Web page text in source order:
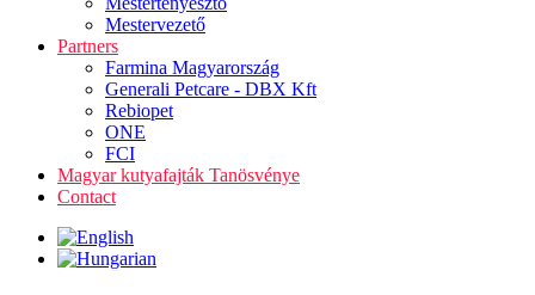
Mestervezető
Partners
Farmina Magyarország
Generali Petcare - DBX Kft
Rebiopet
ONE
FCI
Magyar kutyafajták Tanösvénye
Contact